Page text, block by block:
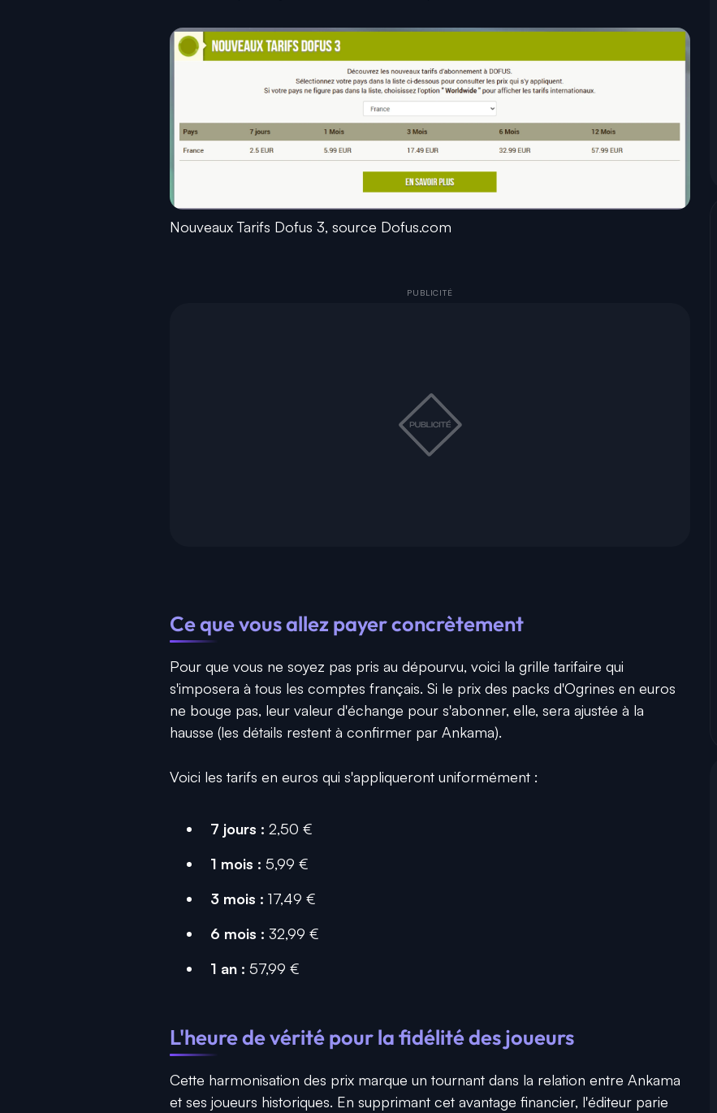
Nouveaux Tarifs Dofus 3, source Dofus.com
Ce que vous allez payer concrètement
Pour que vous ne soyez pas pris au dépourvu, voici la grille tarifaire qui
s'imposera à tous les comptes français. Si le prix des packs d'Ogrines en euros
ne bouge pas, leur valeur d'échange pour s'abonner, elle, sera ajustée à la
hausse (les détails restent à confirmer par Ankama).
Voici les tarifs en euros qui s'appliqueront uniformément :
7 jours : 2,50 €
1 mois : 5,99 €
3 mois : 17,49 €
6 mois : 32,99 €
1 an : 57,99 €
L'heure de vérité pour la fidélité des joueurs
Cette harmonisation des prix marque un tournant dans la relation entre Ankama
et ses joueurs historiques. En supprimant cet avantage financier, l'éditeur parie